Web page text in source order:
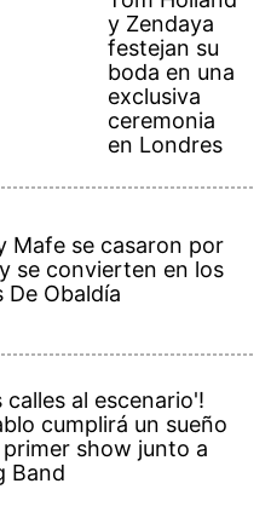
y Zendaya
festejan su
boda en una
exclusiva
ceremonia
en Londres
Mafe se casaron por
se convierten en los
De Obaldía
calles al escenario'!
cumplirá un sueño
show junto a
Band